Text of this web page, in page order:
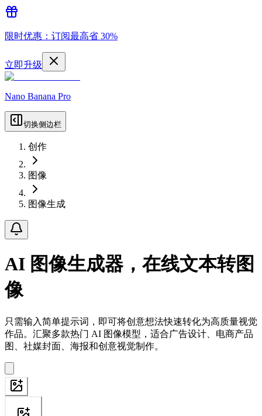
限时优惠：订阅最高省 30%
立即升级
Nano Banana Pro
切换侧边栏
创作
图像
图像生成
AI 图像生成器，在线文本转图
像
只需输入简单提示词，即可将创意想法快速转化为高质量视觉
作品。汇聚多款热门 AI 图像模型，适合广告设计、电商产品
图、社媒封面、海报和创意视觉制作。